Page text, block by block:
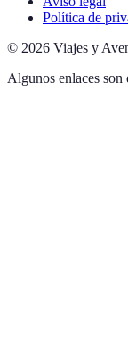
Política de
© 2026 Viajes y
Algunos enlaces son